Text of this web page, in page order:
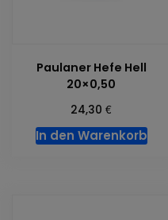
Paulaner Hefe Hell
20×0,50
24,30€
In den Warenkorb